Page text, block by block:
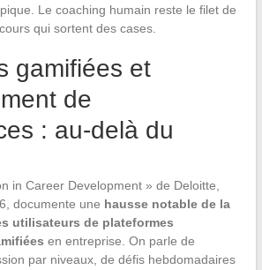
Le coaching humain reste le filet de
qui sortent des cases.
gamifiées et
de
: au-delà du
in Career Development » de Deloitte,
documente une hausse notable de la
utilisateurs de plateformes
en entreprise. On parle de
par niveaux, de défis hebdomadaires